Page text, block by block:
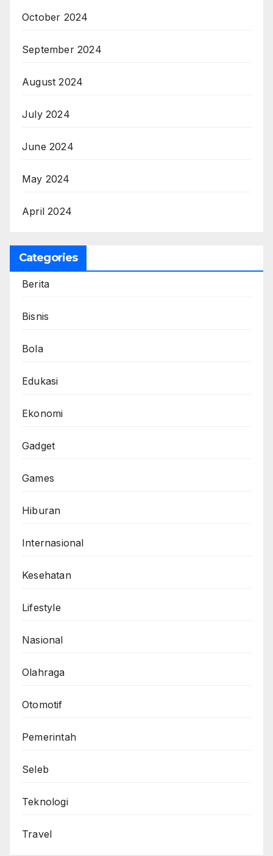
October 2024
September 2024
August 2024
July 2024
June 2024
May 2024
April 2024
Categories
Berita
Bisnis
Bola
Edukasi
Ekonomi
Gadget
Games
Hiburan
Internasional
Kesehatan
Lifestyle
Nasional
Olahraga
Otomotif
Pemerintah
Seleb
Teknologi
Travel